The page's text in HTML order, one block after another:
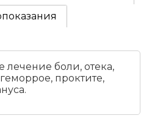
лечение боли, отека,
проктите,